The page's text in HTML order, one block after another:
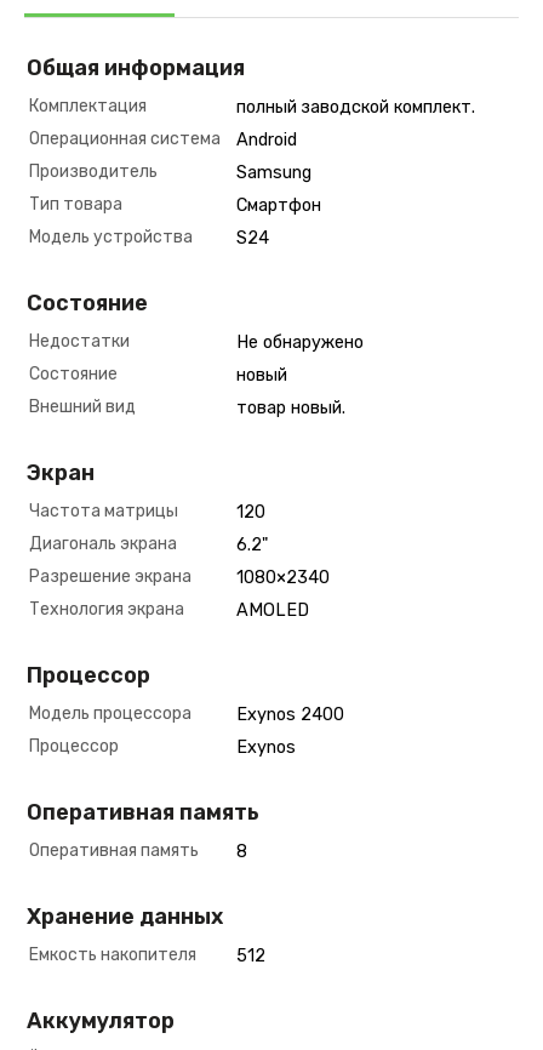
Общая информация
Комплектация
полный заводской комплект.
Операционная система
Android
Производитель
Samsung
Тип товара
Смартфон
Модель устройства
S24
Состояние
Недостатки
Не обнаружено
Состояние
новый
Внешний вид
товар новый.
Экран
Частота матрицы
120
Диагональ экрана
6.2"
Разрешение экрана
1080×2340
Технология экрана
AMOLED
Процессор
Модель процессора
Exynos 2400
Процессор
Exynos
Оперативная память
Оперативная память 8
Хранение данных
Емкость накопителя 512
Аккумулятор